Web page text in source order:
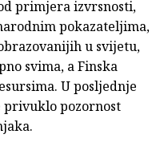
primjera izvrsnosti,
pokazateljima,
u svijetu,
svima, a Finska
U posljednje
pozornost